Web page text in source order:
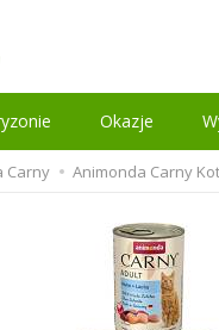
Okazje
Carny Animonda Carny